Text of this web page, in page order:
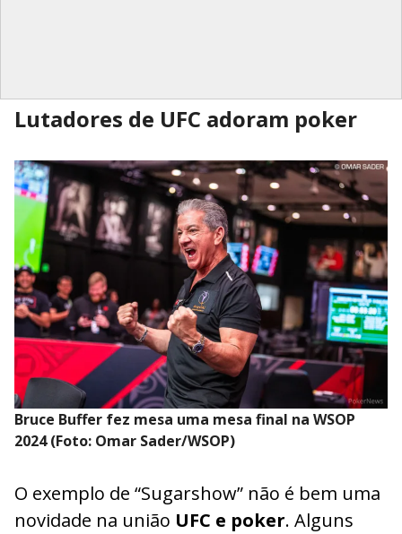
Lutadores de UFC adoram poker
Bruce Buffer fez mesa uma mesa final na WSOP
2024 (Foto: Omar Sader/WSOP)
O exemplo de “Sugarshow” não é bem uma
novidade na união UFC e poker. Alguns